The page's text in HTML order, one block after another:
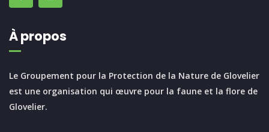
À propos
Le Groupement pour la Protection de la Nature de Glovelier
est une organisation qui œuvre pour la faune et la flore de
Glovelier.